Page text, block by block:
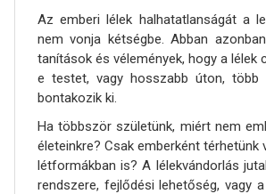
Az emberi lélek halhatatlanságát a
nem vonja kétségbe. Abban
tanítások és vélemények, hogy a lélek
e testet, vagy hosszabb úton, több
bontakozik ki.
Ha többször születünk, miért nem
életeinkre? Csak emberként térhetünk
létformákban is? A lélekvándorlás
rendszere, fejlődési lehetőség, vagy